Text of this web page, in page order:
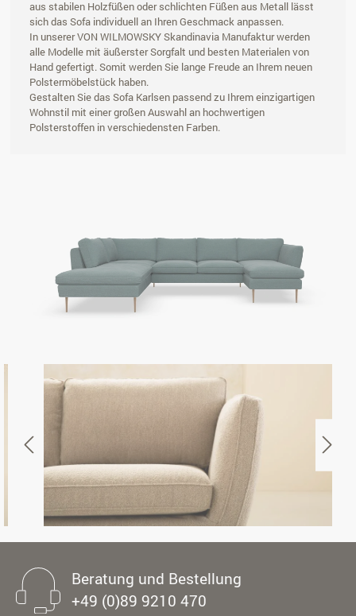
aus stabilen Holzfüßen oder schlichten Füßen aus Metall lässt
sich das Sofa individuell an Ihren Geschmack anpassen.
In unserer VON WILMOWSKY Skandinavia Manufaktur werden
alle Modelle mit äußerster Sorgfalt und besten Materialen von
Hand gefertigt. Somit werden Sie lange Freude an Ihrem neuen
Polstermöbelstück haben.
Gestalten Sie das Sofa Karlsen passend zu Ihrem einzigartigen
Wohnstil mit einer großen Auswahl an hochwertigen
Polsterstoffen in verschiedensten Farben.
Beratung und Bestellung
+49 (0)89 9210 470